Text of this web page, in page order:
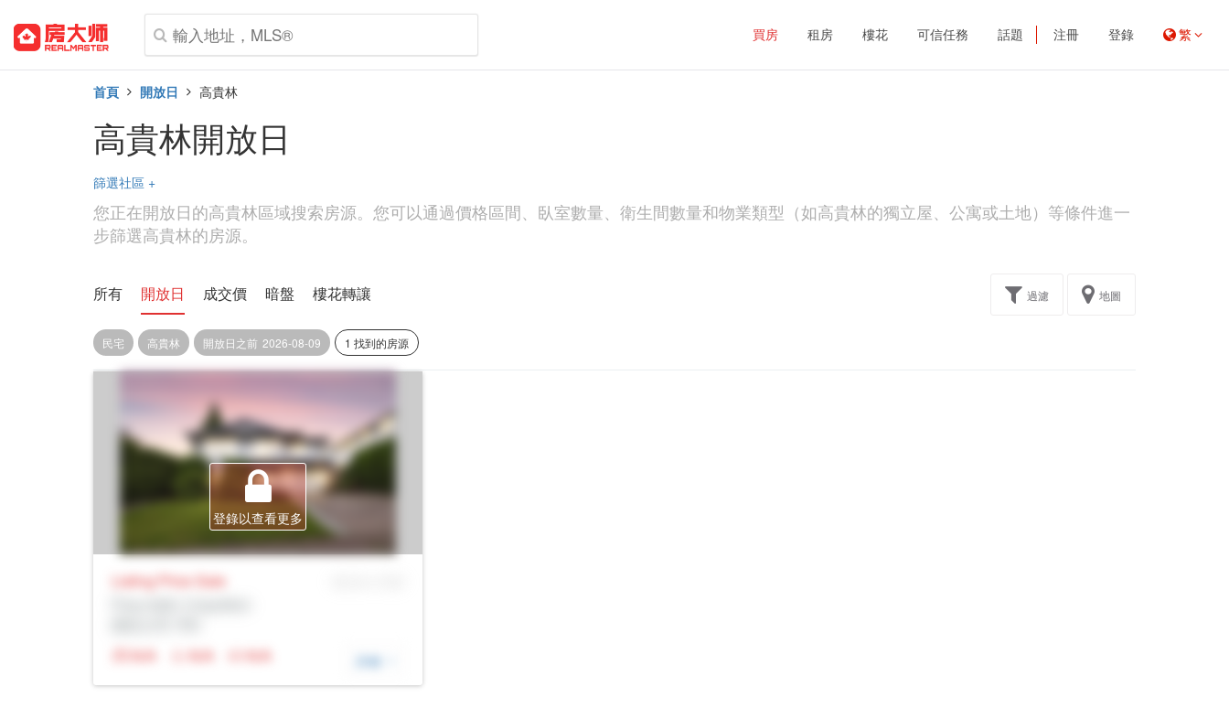
買房 租房 樓花 可信任務 話題 注冊 登錄 繁
首頁 開放日 高貴林
高貴林開放日
篩選社區 +
您正在開放日的高貴林區域搜索房源。您可以通過價格區間、臥室數量、衛生間數量和物業類型（如高貴林的獨立屋、公寓或土地）等條件進一
步篩選高貴林的房源。
所有 開放日 成交價 暗盤 樓花轉讓 過濾 地圖
民宅 高貴林 開放日之前 2026-08-09 1 找到的房源
登錄以查看更多
Listing Price Sale
N/A
N/A N/A 詳細